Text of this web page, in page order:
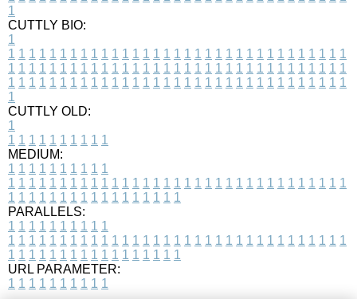
1
CUTTLY BIO:
1
1 1 1 1 1 1 1 1 1 1 1 1 1 1 1 1 1 1 1 1 1 1 1 1 1 1 1 1 1 1 1 1 1
1 1 1 1 1 1 1 1 1 1 1 1 1 1 1 1 1 1 1 1 1 1 1 1 1 1 1 1 1 1 1 1 1
1 1 1 1 1 1 1 1 1 1 1 1 1 1 1 1 1 1 1 1 1 1 1 1 1 1 1 1 1 1 1 1 1
1
CUTTLY OLD:
1
1 1 1 1 1 1 1 1 1 1
MEDIUM:
1 1 1 1 1 1 1 1 1 1
1 1 1 1 1 1 1 1 1 1 1 1 1 1 1 1 1 1 1 1 1 1 1 1 1 1 1 1 1 1 1 1 1
1 1 1 1 1 1 1 1 1 1 1 1 1 1 1 1 1
PARALLELS:
1 1 1 1 1 1 1 1 1 1
1 1 1 1 1 1 1 1 1 1 1 1 1 1 1 1 1 1 1 1 1 1 1 1 1 1 1 1 1 1 1 1 1
1 1 1 1 1 1 1 1 1 1 1 1 1 1 1 1 1
URL PARAMETER:
1 1 1 1 1 1 1 1 1 1